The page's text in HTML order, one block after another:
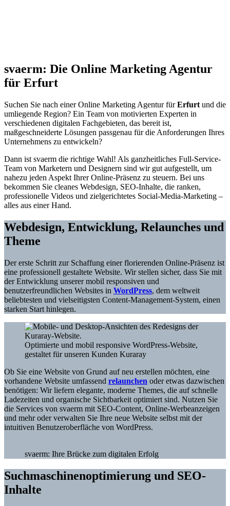
svaerm: Die Online Marketing Agentur
für Erfurt
Suchen Sie nach einer Online Marketing Agentur fürErfurt und die
umliegende Region? Ein Team von motivierten Experten in
verschiedenen digitalen Fachgebieten, das bereit ist,
maßgeschneiderte Lösungen passgenau für die Anforderungen Ihres
Unternehmens zu entwickeln?
Dann ist svaerm die richtige Wahl! Als ganzheitliches Full-Service-
Team von Marketern und Designern sind wir gut aufgestellt, um
nahezu jeden Aspekt Ihrer Online-Präsenz zu steuern. Bei uns
bekommen Sie cleanes Webdesign, SEO-Inhalte, die ranken,
professionelle Videos und zielgerichtetes Social-Media-Marketing –
alles aus einer Hand.
Webdesign, Entwicklung, Relaunches und
Theme
Der erste Schritt zur Schaffung einer florierenden Online-Präsenz ist
eine professionell gestaltete Website. Wir stellen sicher, dass Sie mit
der Entwicklung unserer mobil responsiven und
benutzerfreundlichen Websites in WordPress, dem weltweit
beliebtesten und vielseitigsten Content-Management-System, einen
starken Start hinlegen.
Optimierte und mobil responsive WordPress-Website,
gestaltet für unseren Kunden Kuraray
Ob Sie eine Website von Grund auf neu erstellen möchten, eine
vorhandene Website umfassend relaunchen oder etwas dazwischen
benötigen: Wir liefern elegante, moderne Themes, die auf schnelle
Ladezeiten und organische Sichtbarkeit optimiert sind. Nutzen Sie
die Services von svaerm mit SEO-Content, Online-Werbeanzeigen
und mehr oder verwalten Sie Ihre neue Website selbst mit der
intuitiven Benutzeroberfläche von WordPress.
svaerm: Ihre Brücke zum digitalen Erfolg
Suchmaschinenoptimierung und SEO-
Inhalte